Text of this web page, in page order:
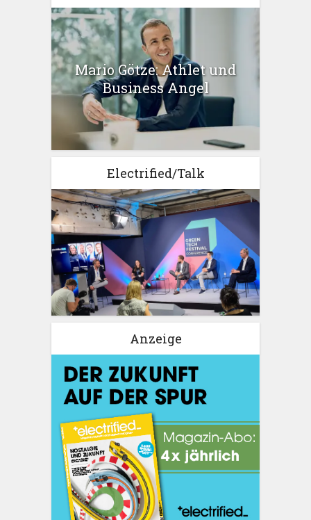
Mario Götze: Athlet und
Business Angel
Electrified/Talk
Anzeige